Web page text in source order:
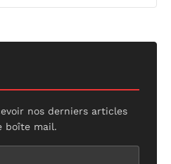
nos derniers articles
boîte mail.